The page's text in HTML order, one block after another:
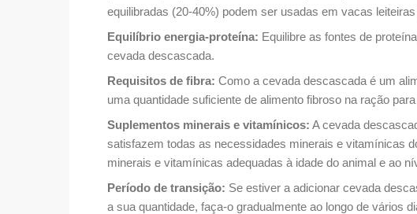
equilibradas (20-40%) podem ser usadas em vacas
Equilíbrio energia-proteína: Equilibre as fontes de
cevada descascada.
Requisitos de fibra: Como a cevada descascada é um
uma quantidade suficiente de alimento fibroso na ração
Suplementos minerais e vitamínicos: A cevada
satisfazem todas as necessidades minerais e vitamínicas
minerais e vitamínicas adequadas à idade do animal e ao
Período de transição: Se estiver a adicionar cevada
a sua quantidade, faça-o gradualmente ao longo de vários